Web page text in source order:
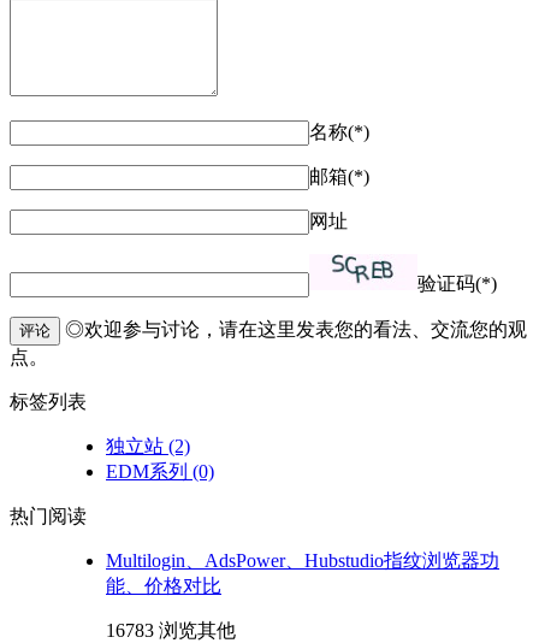
名称(*)
邮箱(*)
网址
验证码(*)
评论
◎欢迎参与讨论，请在这里发表您的看法、交流您的观
点。
标签列表
独立站 (2)
EDM系列 (0)
热门阅读
Multilogin、AdsPower、Hubstudio指纹浏览器功
能、价格对比
16783 浏览其他